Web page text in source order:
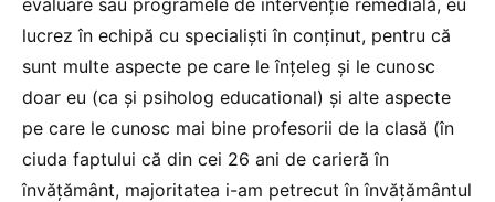
lucrez în echipă cu specialiști în conținut, pentru că
sunt multe aspecte pe care le înțeleg și le cunosc
doar eu (ca și psiholog educational) și alte aspecte
pe care le cunosc mai bine profesorii de la clasă (în
ciuda faptului că din cei 26 ani de carieră în
învățământ, majoritatea i-am petrecut în învățământul